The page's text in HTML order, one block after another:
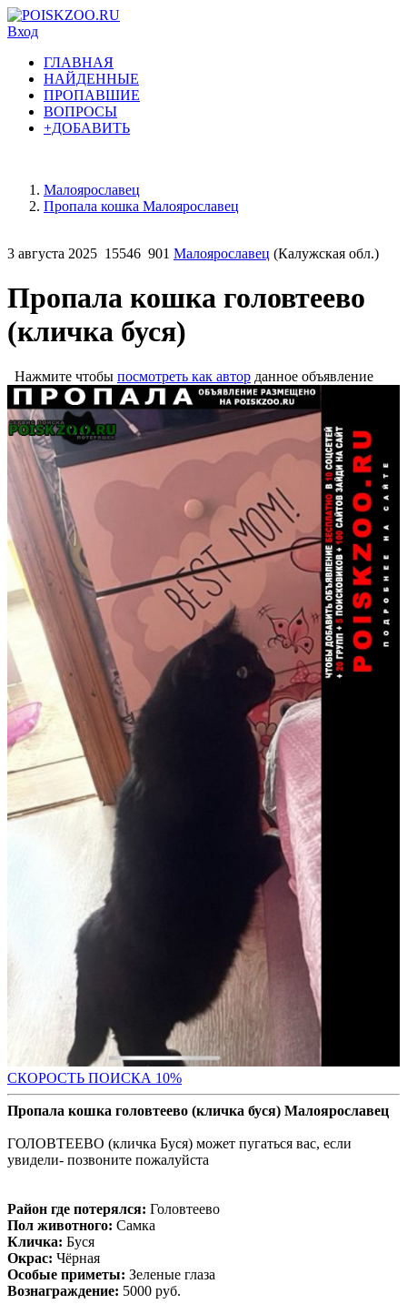
Вход
ГЛАВНАЯ
НАЙДЕННЫЕ
ПРОПАВШИЕ
ВОПРОСЫ
+ДОБАВИТЬ
Малоярославец
Пропала кошка Малоярославец
3 августа 2025 15546 901 Малоярославец (Калужская обл.)
Пропала кошка головтеево
(кличка буся)
Нажмите чтобы посмотреть как автор данное объявление
СКОРОСТЬ ПОИСКА 10%
Пропала кошка головтеево (кличка буся) Малоярославец
ГОЛОВТЕЕВО (кличка Буся) может пугаться вас, если
увидели- позвоните пожалуйста
Район где потерялся: Головтеево
Пол животного: Самка
Кличка: Буся
Окрас: Чёрная
Особые приметы: Зеленые глаза
Вознаграждение: 5000 руб.